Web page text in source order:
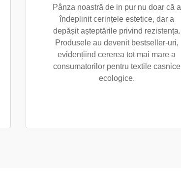
Pânza noastră de in pur nu doar că a
îndeplinit cerințele estetice, dar a
depășit așteptările privind rezistența.
Produsele au devenit bestseller-uri,
evidențiind cererea tot mai mare a
consumatorilor pentru textile casnice
ecologice.